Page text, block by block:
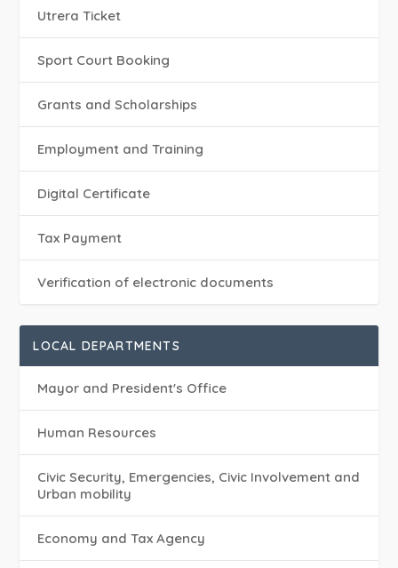
Utrera Ticket
Sport Court Booking
Grants and Scholarships
Employment and Training
Digital Certificate
Tax Payment
Verification of electronic documents
LOCAL DEPARTMENTS
Mayor and President's Office
Human Resources
Civic Security, Emergencies, Civic Involvement and
Urban mobility
Economy and Tax Agency